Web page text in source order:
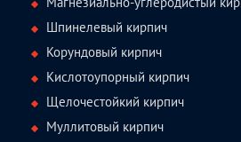
Шпинелевый кирпич
Корундовый кирпич
Кислотоупорный кирпич
Щелочестойкий кирпич
Муллитовый кирпич